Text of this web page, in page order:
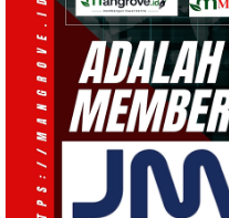
PENDIDIKAN· 8 Jun 202616:22WIB·
Sase Kagum
Bahasa Asing